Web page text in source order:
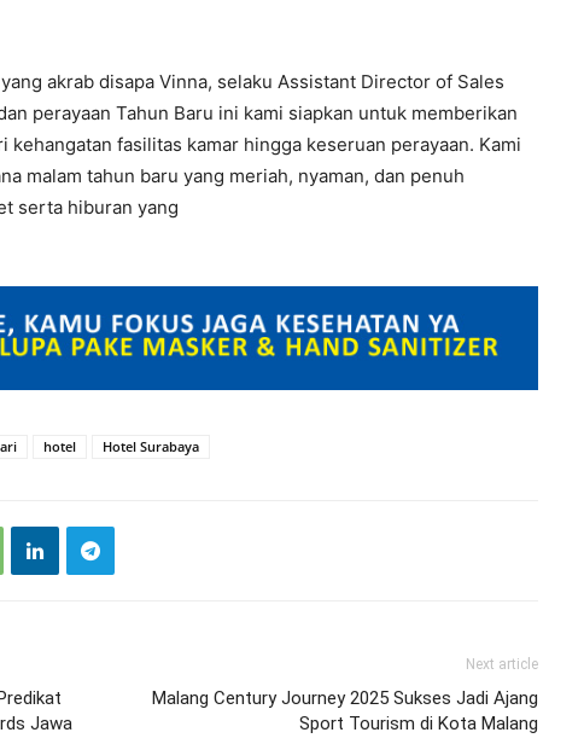
akrab disapa Vinna, selaku Assistant Director of Sales
perayaan Tahun Baru ini kami siapkan untuk memberikan
kehangatan fasilitas kamar hingga keseruan perayaan. Kami
malam tahun baru yang meriah, nyaman, dan penuh
serta hiburan yang
hotel Hotel Surabaya
Jawa
Next article
Malang Century Journey 2025 Sukses Jadi Ajang
Sport Tourism di Kota Malang